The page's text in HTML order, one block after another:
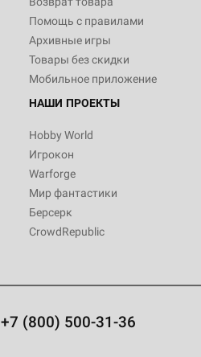
Помощь с правилами
Архивные игры
Товары без скидки
Мобильное приложение
НАШИ ПРОЕКТЫ
Hobby World
Игрокон
Warforge
Мир фантастики
Берсерк
CrowdRepublic
+7 (800) 500-31-36